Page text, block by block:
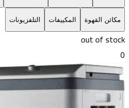
مكائن القهوة المكييفات التلفزيونات
out of stock
0